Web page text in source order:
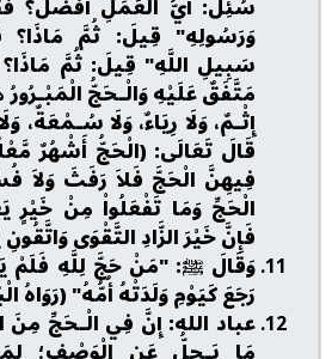
وَرَسُولِهِ" قِيلَ: ثُمَّ مَاذَا؟
سَبِيلِ اللَّهِ" قِيلَ: ثُمَّ
مَتَّفَقٌ عَلَيْهِ وَالْـحَجُّ الْمَبْـرُورُ
إِثْـمٌ، وَلَا رِيَاءٌ، وَلَا
قَالَ تَعَالَى: (الْحَجُّ أَشْهُرٌ
فِيهِنَّ الْحَجَّ فَلاَ رَفَثَ وَلاَ
الْحَجِّ وَمَا تَفْعَلُواْ مِنْ خَيْرٍ
فَإِنَّ خَيْرَ الزَّادِ التَّقْوَى وَاتَّقُونِ
وَقَالَ ﷺ: "مَنْ حَجَّ لِلَّهِ فَلَمْ
رَجَعَ كَيَوْمِ وَلَدَتْهُ أُمُّهُ" (رَوَاهُ
عباد الله: إِنَّ فِي الْـحَجِّ